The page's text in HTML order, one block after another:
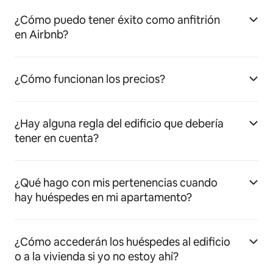
¿Cómo puedo tener éxito como anfitrión
en Airbnb?
¿Cómo funcionan los precios?
¿Hay alguna regla del edificio que debería
tener en cuenta?
¿Qué hago con mis pertenencias cuando
hay huéspedes en mi apartamento?
¿Cómo accederán los huéspedes al edificio
o a la vivienda si yo no estoy ahí?